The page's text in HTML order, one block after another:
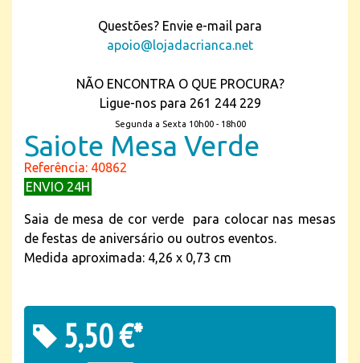
Questões? Envie e-mail para
apoio@lojadacrianca.net
NÃO ENCONTRA O QUE PROCURA?
Ligue-nos para 261 244 229
Segunda a Sexta 10h00 - 18h00
Saiote Mesa Verde
Referência: 40862
ENVIO 24H
Saia de mesa de cor verde para colocar nas mesas
de festas de aniversário ou outros eventos.
Medida aproximada: 4,26 x 0,73 cm
5,50 €*